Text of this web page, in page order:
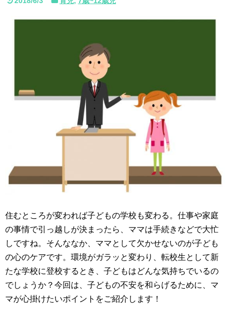
住むところが変われば子どもの学校も変わる。仕事や家庭
の事情で引っ越しが決まったら、ママは手続きなどで大忙
しですね。そんななか、ママとして欠かせないのが子ども
の心のケアです。環境がガラッと変わり、転校生として新
たな学校に登校するとき、子どもはどんな気持ちでいるの
でしょうか？今回は、子どもの不安を和らげるために、マ
マが心掛けたいポイントをご紹介します！